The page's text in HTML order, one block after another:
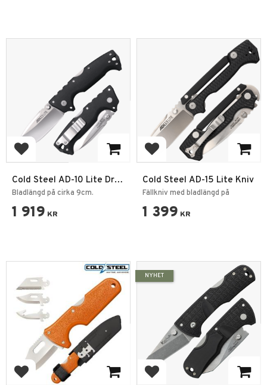
Add to favorites
Cold Steel AD-10 Lite Drop
Point Fällkniv
Bladlängd på cirka 9cm.
1 919 KR
Add to favorites
Cold Steel AD-15 Lite Kniv
Fällkniv med bladlängd på
1 399 KR
Add to favorites Add to favorites
NYHET